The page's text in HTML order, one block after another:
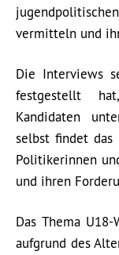
vermitteln und
Die Interviews
festgestellt
Kandidaten
selbst findet das
Politikerinnen
und ihren
Das Thema
aufgrund des